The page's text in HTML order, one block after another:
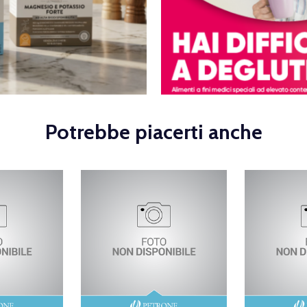
Potrebbe piacerti anche